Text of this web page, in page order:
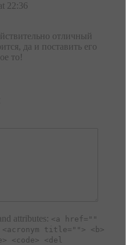
22:36
отличный
да и поставить его
то!
attributes: <a href=""
title=""> <b>
<code> <del